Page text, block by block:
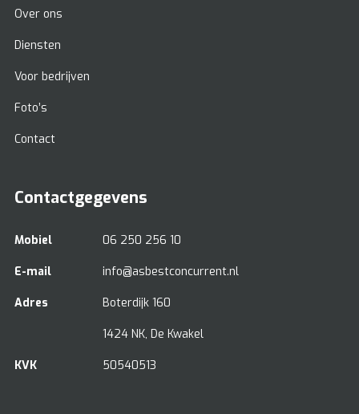
Over ons
Diensten
Voor bedrijven
Foto’s
Contact
Contactgegevens
Mobiel 06 250 256 10
E-mail info@asbestconcurrent.nl
Adres Boterdijk 160
1424 NK, De Kwakel
KVK 50540513